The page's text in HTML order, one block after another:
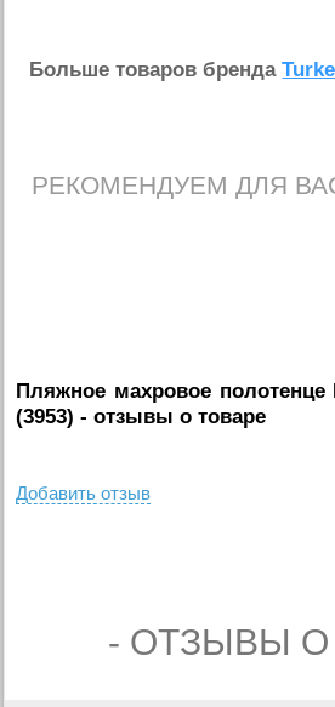
Больше товаров бренда
РЕКОМЕНДУЕМ ДЛЯ
Пляжное махровое
(3953) - отзывы о товаре
Добавить отзыв
- ОТЗЫВЫ О